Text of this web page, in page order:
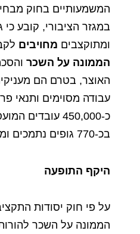
המשמעותיים בחוק
במגזר הציבורי, קובע כי
ומתוקצבים מחויבים
הממונה על השכר
האוצר, בטרם הם
עבודה מסוימים ותנאי
כ-450,000 עובדים
בכ-770 גופים נתמכים
היקף התופעה
על פי חוק יסודות
הממונה על השכר